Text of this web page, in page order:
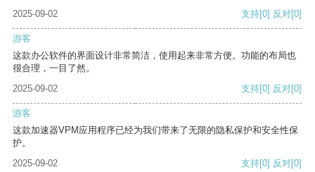
2025-09-02
支持[0] 反对[0]
游客
这款办公软件的界面设计非常简洁，使用起来非常方便。功能的布局也
很合理，一目了然。
2025-09-02
支持[0] 反对[0]
游客
这款加速器VPM应用程序已经为我们带来了无限的隐私保护和安全性保
护。
2025-09-02
支持[0] 反对[0]